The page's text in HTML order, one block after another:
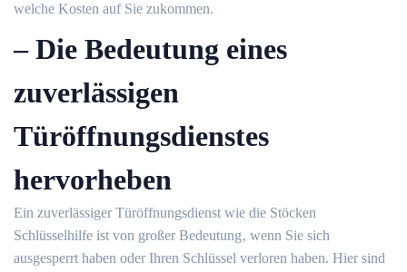
welche Kosten auf Sie zukommen.​
– Die Bedeutung eines
zuverlässigen
Türöffnungsdienstes
hervorheben
Ein zuverlässiger Türöffnungsdienst wie die Stöcken
Schlüsselhilfe ist von großer Bedeutung‚ wenn Sie sich
ausgesperrt haben oder Ihren Schlüssel verloren haben.​ Hier sind